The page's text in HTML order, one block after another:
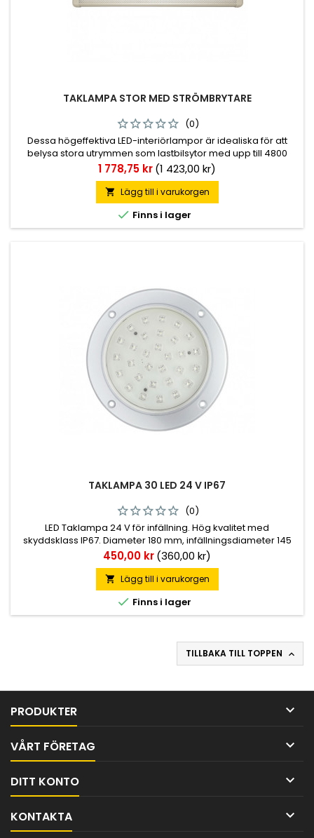
TAKLAMPA STOR MED STRÖMBRYTARE
(0)
Dessa högeffektiva LED-interiörlampor är idealiska för att
belysa stora utrymmen som lastbilsytor med upp till 4800
lumen ljusintensitet. Varje modell fungerar på 12 eller 24 V-
system och ytmonteras med dolda fästelement. ✔ CE &amp;
ROHS
Pris
1 778,75 kr(1 423,00 kr)
 Lägg till i varukorgen
 Finns i lager
TAKLAMPA 30 LED 24 V IP67
(0)
LED Taklampa 24 V för infällning. Hög kvalitet med
skyddsklass IP67. Diameter 180 mm, infällningsdiameter 145
mm, inbyggnadsdjup 17 mm. CC-mått monteringshål 160 mm.
Pris
450,00 kr(360,00 kr)
 Lägg till i varukorgen
 Finns i lager
TILLBAKA TILL TOPPEN 
PRODUKTER 
VÅRT FÖRETAG 
DITT KONTO 
KONTAKTA 